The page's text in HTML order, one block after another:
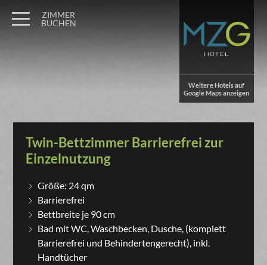
Weitere Hotels auf
Google Maps anzeigen
ZIMMER
BUCHEN
Twin-Bettzimmer Barrierefrei zur
Einzelnutzung
Größe: 24 qm
Barrierefrei
Bettbreite je 90 cm
Bad mit WC, Waschbecken, Dusche, (komplett
Barrierefrei und Behindertengerecht), inkl.
Handtücher